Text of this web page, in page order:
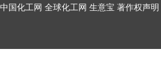
中国化工网 全球化工网 生意宝 著作权声明